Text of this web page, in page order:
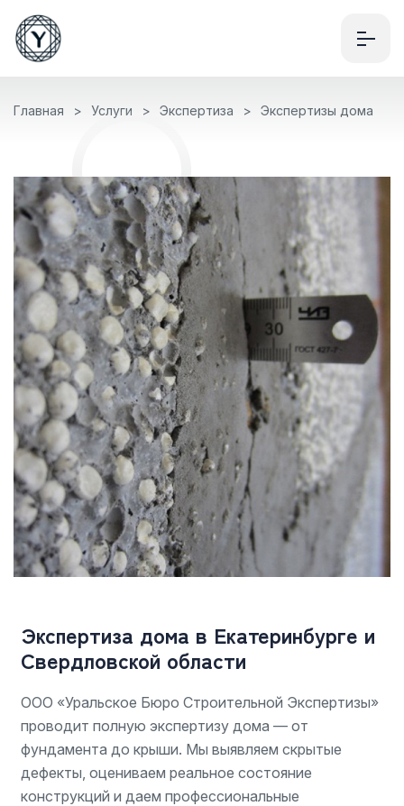
Главная Услуги Экспертиза Экспертизы дома
Экспертиза дома в Екатеринбурге и
Свердловской области
ООО «Уральское Бюро Строительной Экспертизы»
проводит полную экспертизу дома — от
фундамента до крыши. Мы выявляем скрытые
дефекты, оцениваем реальное состояние
конструкций и даем профессиональные